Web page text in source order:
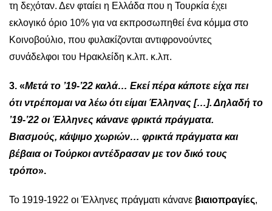
τη δεχόταν. Δεν φταίει η Ελλάδα που η Τουρκία έχει
εκλογικό όριο 10% για να εκπροσωπηθεί ένα κόμμα στο
Κοινοβούλιο, που φυλακίζονται αντιφρονούντες
συνάδελφοι του Ηρακλείδη κ.λπ. κ.λπ.
3. «Μετά το ’19-’22 καλά… Εκεί πέρα κάποτε είχα πει
ότι ντρέπομαι να λέω ότι είμαι Έλληνας […]. Δηλαδή το
’19-’22 οι Έλληνες κάνανε φρικτά πράγματα.
Βιασμούς, κάψιμο χωριών… φρικτά πράγματα και
βέβαια οι Τούρκοι αντέδρασαν με τον δικό τους
τρόπο».
Το 1919-1922 οι Έλληνες πράγματι κάνανε βιαιοπραγίες,